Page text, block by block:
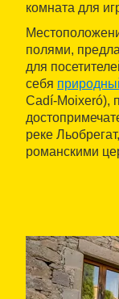
комната для
полями,
для
себя
Cadí-Moixeró),
реке
романскими
сбора грибов.